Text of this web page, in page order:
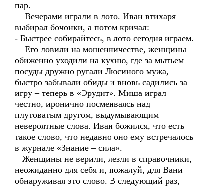
пар.
Вечерами играли в лото. Иван втихаря
выбирал бочонки, а потом кричал:
- Быстрее собирайтесь, в лото сегодня играем.
Его ловили на мошенничестве, женщины
обиженно уходили на кухню, где за мытьем
посуды дружно ругали Люсиного мужа,
быстро забывали обиды и вновь садились за
игру – теперь в «Эрудит». Миша играл
честно, иронично посмеиваясь над
плутоватым другом, выдумывающим
невероятные слова. Иван божился, что есть
такое слово, что недавно оно ему встречалось
в журнале «Знание – сила».
Женщины не верили, лезли в справочники,
неожиданно для себя и, пожалуй, для Вани
обнаруживая это слово. В следующий раз,